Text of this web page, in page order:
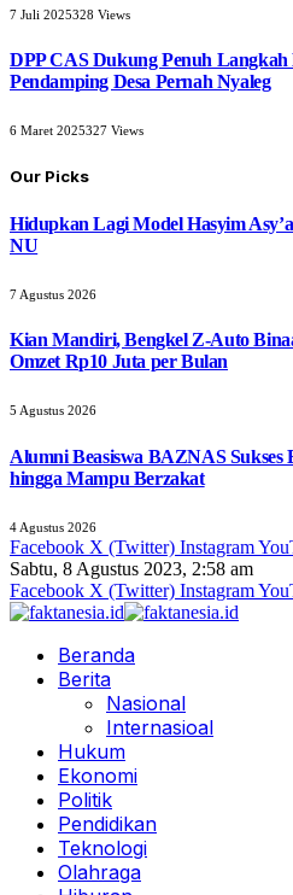
7 Juli 2025328 Views
DPP CAS Dukung Penuh
Pendamping Desa Pernah Nyaleg
6 Maret 2025327 Views
Our Picks
Hidupkan Lagi Model Hasyim
NU
7 Agustus 2026
Kian Mandiri, Bengkel Z-Auto
Omzet Rp10 Juta per Bulan
5 Agustus 2026
Alumni Beasiswa BAZNAS
hingga Mampu Berzakat
4 Agustus 2026
Facebook X (Twitter) Instagram
Sabtu, 8 Agustus 2023, 2:58 am
Facebook X (Twitter) Instagram
Beranda
Berita
Nasional
Internasioal
Hukum
Ekonomi
Politik
Pendidikan
Teknologi
Olahraga